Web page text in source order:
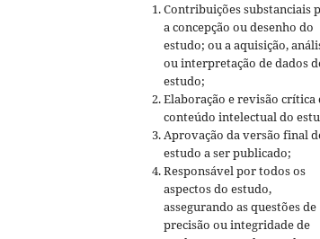
Contribuições substanciais
a concepção ou desenho do
estudo; ou a aquisição,
ou interpretação de dados
estudo;
Elaboração e revisão crítica
conteúdo intelectual do
Aprovação da versão final
estudo a ser publicado;
Responsável por todos os
aspectos do estudo,
assegurando as questões de
precisão ou integridade de